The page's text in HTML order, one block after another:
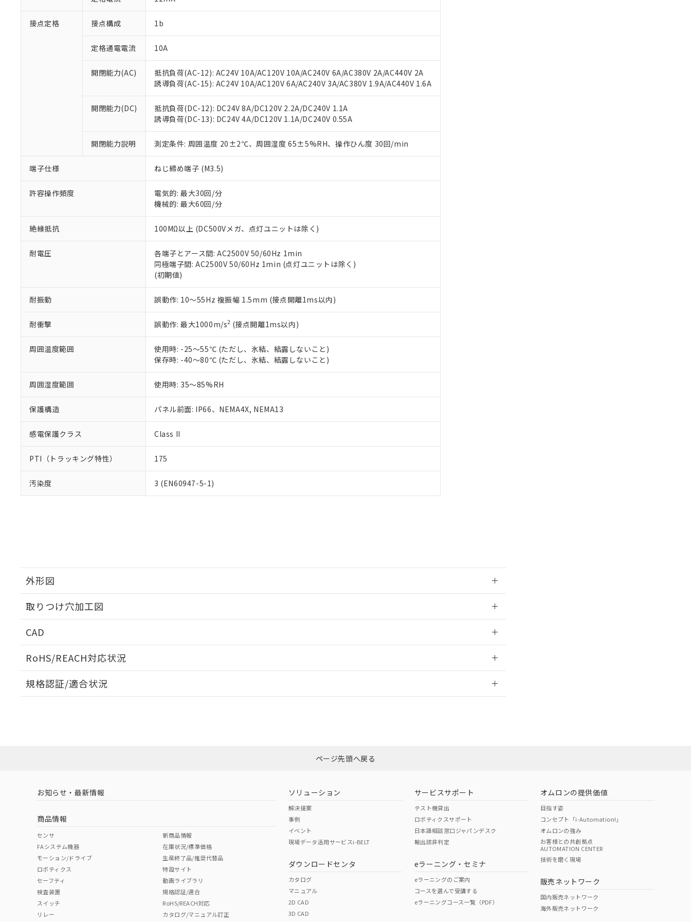
接点定格 接点構成 1b
定格通電電流 10A
開閉能力(AC)
抵抗負荷(AC-12): AC24V 10A/AC120V 10A/AC240V 6A/AC380V 2A/AC440V 2A
誘導負荷(AC-15): AC24V 10A/AC120V 6A/AC240V 3A/AC380V 1.9A/AC440V 1.6A
開閉能力(DC)
抵抗負荷(DC-12): DC24V 8A/DC120V 2.2A/DC240V 1.1A
誘導負荷(DC-13): DC24V 4A/DC120V 1.1A/DC240V 0.55A
開閉能力説明 測定条件: 周囲温度 20±2℃、周囲湿度 65±5%RH、操作ひん度 30回/min
端子仕様 ねじ締め端子 (M3.5)
許容操作頻度
電気的: 最大30回/分
機械的: 最大60回/分
絶縁抵抗 100MΩ以上 (DC500Vメガ、点灯ユニットは除く)
耐電圧
各端子とアース間: AC2500V 50/60Hz 1min
同極端子間: AC2500V 50/60Hz 1min (点灯ユニットは除く)
(初期値)
耐振動 誤動作: 10～55Hz 複振幅 1.5mm (接点開離1ms以内)
耐衝撃 誤動作: 最大1000m/s2 (接点開離1ms以内)
周囲温度範囲
使用時: -25～55℃ (ただし、氷結、結露しないこと)
保存時: -40～80℃ (ただし、氷結、結露しないこと)
周囲湿度範囲 使用時: 35～85%RH
保護構造 パネル前面: IP66、NEMA4X, NEMA13
感電保護クラス Class II
PTI（トラッキング特性） 175
汚染度 3 (EN60947-5-1)
外形図
取りつけ穴加工図
CAD
RoHS/REACH対応状況
EU RoHS 注意事項・凡例
ダウンロードはこちら
中国 RoHS 注意事項・凡例
中国 RoHS表
Pb Hg Cr(VI)
O O
規格認証/適合状況
（イギリス
（ノルウェー
（日本
（アメリカ
この製品の規格認証/適合状況ページへ
その他の認証はこちらのページからご検索ください
本サービスは、当社制御機器事業取扱商品の当社在庫状況および標準価格(税抜)を提供させていただ
当社制御機器事業取扱商品の中には、本サービスの対象外となる商品もあることをご了承ください。
い。
正式な納期状況および標準価格はお客様のお取引先、またはお客様担当のオムロン制御機器販売店・
当社販売員にご相談ください。
在庫状況および標準価格結果を当社の事前の承諾なく第三者に漏洩または開示しないようお願いしま
す。
マイパーツ機能（部品リスト作成サービス）をご利用いただくには、I-Webメンバーズにご登録され
ている必要があります。
お客様が当ウェブサイト上で当社にご登録された部品リストについて、当社および当社の共同利用者
が、当社の製品・サービスに関するお客様との取引・商談に必要な範囲で利用することをご了承くだ
さい。
いる法人を指します。
*EU RoHS指令（10物質）：
フタル酸ビス(2-エチルヘキシル) (DEHP)(別名：DOP) 1000ppm以下、フタル酸ブチルベンジル（BBP） 1000ppm以下、フタル酸ジブチ
ル（DBP） 1000ppm以下、フタル酸ジイソブチル (DIBP) 1000ppm以下
但し、RoHS指令で産業用監視および制御機器に対する適用除外項目は除く。
フタル酸エステル類の４物質については閾値を超える意図的な使用がないことを確認しています。
※2 対応予定月
部品在庫の切り替え状況などにより、予定月が前後することがあります。
※3 非含有証明書ダウンロード
EU RoHS指令（10物質）の非含有証明書
51物質の非含有証明書（当社基準）
※本証明書は発行日時点で非含有を証明するもので、過去に遡って非含有を証明するものではありません。
また、RoHS指令のフタル酸エステル類４物質の対応では、対応完了までの期間は出荷製品に未対応品が
混在することから備考欄に対応日を記載しておりました。
既に当社にて対応品への在庫切替を完了していることから、特段のことがない限り、2022年1月12日よ
り割愛しております。
「×」：最大均質材料含有率が中国RoHSの基準値を超えていることを示します。
Pb(鉛) :1000ppm、 Hg(水銀) : 1000ppm、 Cd(カドミウム) : 100ppm、
DEHP(フタル酸ビス(2-エチルヘキシル)) : 1000ppm
※2 環境保護使用期限
「ｅ」：有害物質（10物質）のすべてが基準値以下であることを示します。
味します。
「－」：未確認です。当社販売部門へお問い合わせください。
当社は、これら貴社製品のうち、外国為替および外国貿易法に定める商品（以下｢規制貨物等」とい
などの必要な手続きをとります。
ます。
当社は貴社製品を、核兵器、ミサイル、化学兵器、生物兵器またはその他武器並びにこれらの製造装
置等に一切使用いたしません。
当社は、貴社製品を第三者に販売する場合は、上記1、2および3の内容を当該第三者に通知します。
たしません。
△ 一定数には満たないが在庫あり
－
在庫なし(最新の在庫状況については、お客様のお取引先、またはお客様担当のオムロン制御
機器販売店・当社販売員にご確認ください)
空
受注生産機種、また在庫状況の情報を公開していない機種
ページ先頭へ戻る
お知らせ・最新情報
商品情報
センサ
FAシステム機器
モーション/ドライブ
ロボティクス
セーフティ
検査装置
スイッチ
リレー
新商品情報
在庫状況/標準価格
生産終了品/推奨代替品
特設サイト
動画ライブラリ
規格認証/適合
RoHS/REACH対応
カタログ/マニュアル訂正
ソリューション
解決提案
事例
イベント
現場データ活用サービスi-BELT
ダウンロードセンタ
カタログ
マニュアル
2D CAD
3D CAD
サービスサポート
テスト機貸出
ロボティクスサポート
日本語相談窓口ジャパンデスク
輸出該非判定
eラーニング・セミナ
eラーニングのご案内
コースを選んで受講する
eラーニングコース一覧（PDF）
オムロンの提供価値
目指す姿
コンセプト「i-Automation!」
オムロンの強み
お客様との共創拠点
AUTOMATION CENTER
技術を磨く現場
販売ネットワーク
国内販売ネットワーク
海外販売ネットワーク